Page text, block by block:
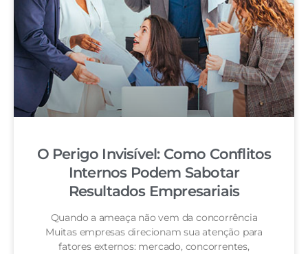
O Perigo Invisível: Como Conflitos
Internos Podem Sabotar
Resultados Empresariais
Quando a ameaça não vem da concorrência
Muitas empresas direcionam sua atenção para
fatores externos: mercado, concorrentes,